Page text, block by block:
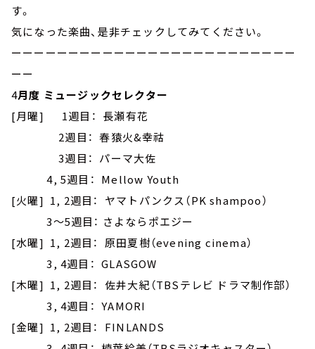
す。
気になった楽曲、是非チェックしてみてください。
ーーーーーーーーーーーーーーーーーーーーーーーーー
ーー
4月度 ミュージックセレクター
[月曜] 1週目： 長瀬有花
2週目： 春猿火&幸祜
3週目： パーマ大佐
4, 5週目： Mellow Youth
[火曜] 1, 2週目： ヤマトパンクス（PK shampoo）
3～5週目： さよならポエジー
[水曜] 1, 2週目： 原田夏樹（evening cinema）
3, 4週目： GLASGOW
[木曜] 1, 2週目： 佐井大紀（TBSテレビ ドラマ制作部）
3, 4週目： YAMORI
[金曜] 1, 2週目： FINLANDS